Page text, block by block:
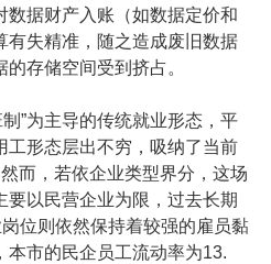
数据财产入账（如数据定价和
有失精准，随之造成废旧数据
存储空间受到挤占。
”为主导的传统就业形态，平
工形态层出不穷，吸纳了当前
而，若依企业类型界分，这场
以民营企业为限，过去长期
岗位则依然保持着较强的雇员黏
市的民企员工流动率为13.